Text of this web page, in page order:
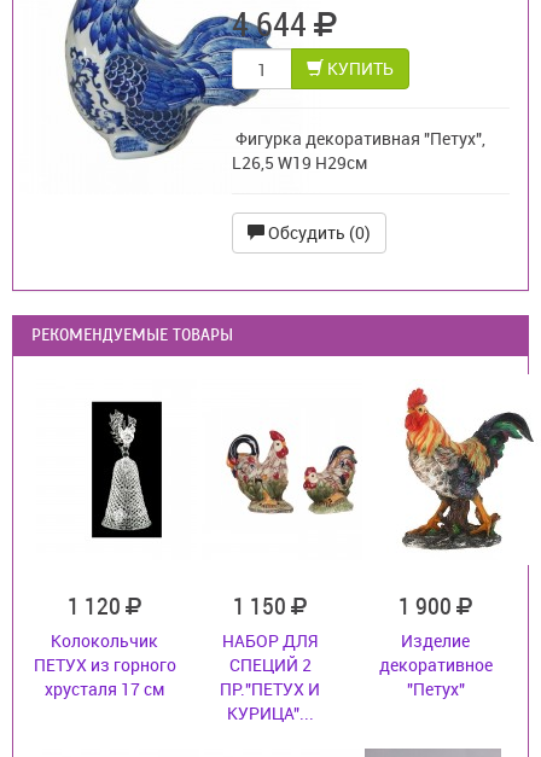
4 644
КУПИТЬ
Фигурка декоративная "Петух",
L26,5 W19 H29см
Обсудить (0)
РЕКОМЕНДУЕМЫЕ ТОВАРЫ
1 120
Колокольчик
ПЕТУХ из горного
хрусталя 17 см
1 150
НАБОР ДЛЯ
СПЕЦИЙ 2
ПР."ПЕТУХ И
КУРИЦА"...
1 900
Изделие
декоративное
"Петух"